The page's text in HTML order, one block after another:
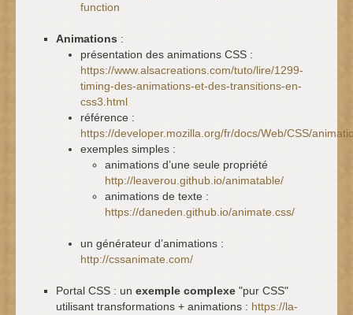
function
Animations :
présentation des animations CSS :
https://www.alsacreations.com/tuto/lire/1299-
timing-des-animations-et-des-transitions-en-
css3.html
référence :
https://developer.mozilla.org/fr/docs/Web/CSS/
exemples simples :
animations d’une seule propriété
http://leaverou.github.io/animatable/
animations de texte :
https://daneden.github.io/animate.css/
un générateur d’animations :
http://cssanimate.com/
Portal CSS : un exemple complexe "pur CSS"
utilisant transformations + animations : https://la-